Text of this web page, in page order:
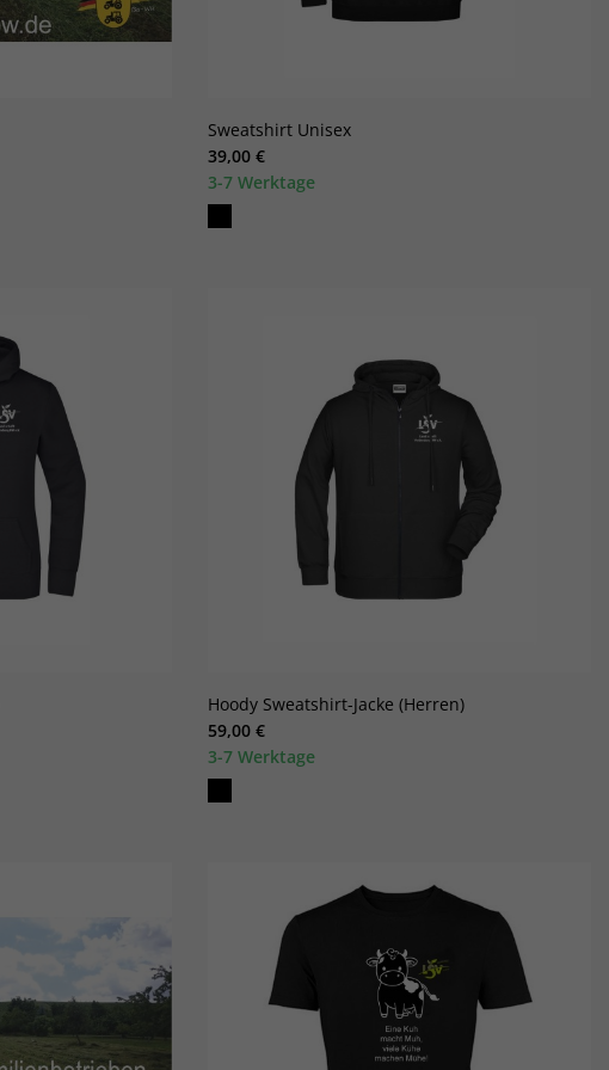
Sweatshirt Unisex
39,00 €
3-7 Werktage
Hoody Sweatshirt-Jacke (Herren)
59,00 €
3-7 Werktage